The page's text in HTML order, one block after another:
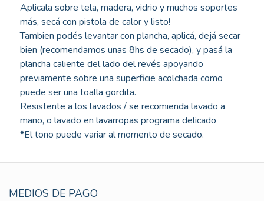
Aplicala sobre tela, madera, vidrio y muchos soportes
más, secá con pistola de calor y listo!
Tambien podés levantar con plancha, aplicá, dejá secar
bien (recomendamos unas 8hs de secado), y pasá la
plancha caliente del lado del revés apoyando
previamente sobre una superficie acolchada como
puede ser una toalla gordita.
Resistente a los lavados / se recomienda lavado a
mano, o lavado en lavarropas programa delicado
*El tono puede variar al momento de secado.
MEDIOS DE PAGO